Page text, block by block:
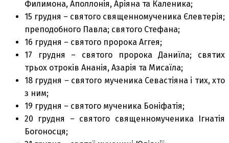
Филимона, Аполлонія, Аріяна та Каленика;
15 грудня – святого священномученика Єлевтерія;
преподобного Павла; святого Стефана;
16 грудня – святого пророка Аггея;
17 грудня – святого пророка Даниїла; святих
трьох отроків Ананія, Азарія та Мисаїла;
18 грудня – святого мученика Севастіяна і тих, хто
з ним;
19 грудня – святого мученика Боніфатія;
20 грудня – святого священномученика Ігнатія
Богоносця;